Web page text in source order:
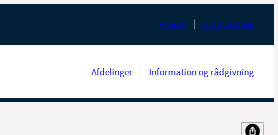
Kontakt Om Psykiatrien
Afdelinger Information og rådgivning